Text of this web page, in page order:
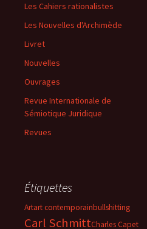
Les Cahiers rationalistes
Les Nouvelles d'Archimède
Livret
Nouvelles
Ouvrages
Revue Internationale de
Sémiotique Juridique
Revues
Étiquettes
Artart contemporainbullshitting
Carl SchmittCharles Capet